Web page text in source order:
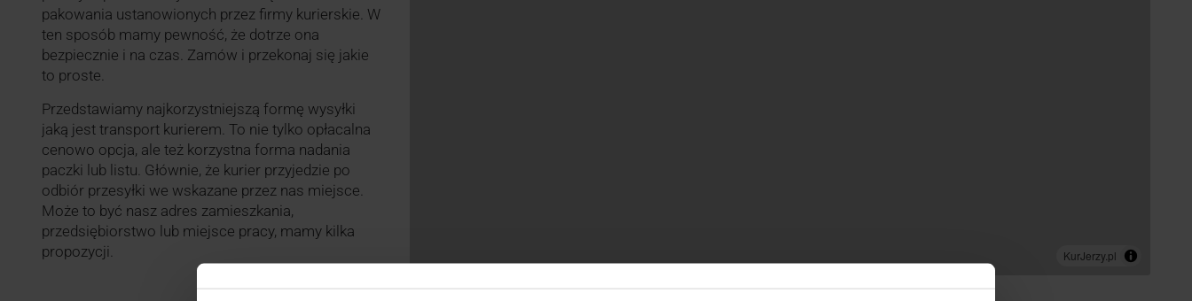
pakowania ustanowionych przez firmy kurierskie. W
ten sposób mamy pewność, że dotrze ona
bezpiecznie i na czas. Zamów i przekonaj się jakie
to proste.
Przedstawiamy najkorzystniejszą formę wysyłki
jaką jest transport kurierem. To nie tylko opłacalna
cenowo opcja, ale też korzystna forma nadania
paczki lub listu. Głównie, że kurier przyjedzie po
odbiór przesyłki we wskazane przez nas miejsce.
Może to być nasz adres zamieszkania,
przedsiębiorstwo lub miejsce pracy, mamy kilka
propozycji.